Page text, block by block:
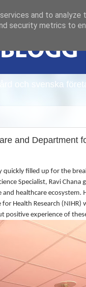
och svenska
and Department
quickly filled up for the
Specialist, Ravi Chana
healthcare ecosystem.
Health Research (NIHR)
positive experience of
and to analyze
security metrics to